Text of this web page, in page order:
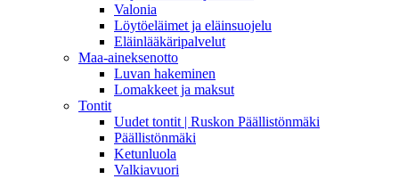
Valonia
Löytöeläimet ja eläinsuojelu
Eläinlääkäripalvelut
Maa-aineksenotto
Luvan hakeminen
Lomakkeet ja maksut
Tontit
Uudet tontit | Ruskon Päällistönmäki
Päällistönmäki
Ketunluola
Valkiavuori